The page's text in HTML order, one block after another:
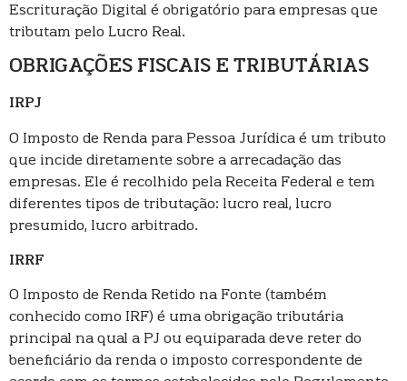
Escrituração Digital é obrigatório para empresas que
tributam pelo Lucro Real.
OBRIGAÇÕES FISCAIS E TRIBUTÁRIAS
IRPJ
O Imposto de Renda para Pessoa Jurídica é um tributo
que incide diretamente sobre a arrecadação das
empresas. Ele é recolhido pela Receita Federal e tem
diferentes tipos de tributação: lucro real, lucro
presumido, lucro arbitrado.
IRRF
O Imposto de Renda Retido na Fonte (também
conhecido como IRF) é uma obrigação tributária
principal na qual a PJ ou equiparada deve reter do
beneficiário da renda o imposto correspondente de